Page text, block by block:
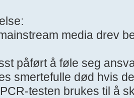
media drev
påført å føle seg
smertefulle død hvis
testen brukes til å